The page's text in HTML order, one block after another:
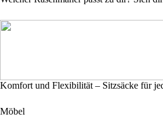
Komfort und Flexibilität – Sitzsäcke für
Möbel